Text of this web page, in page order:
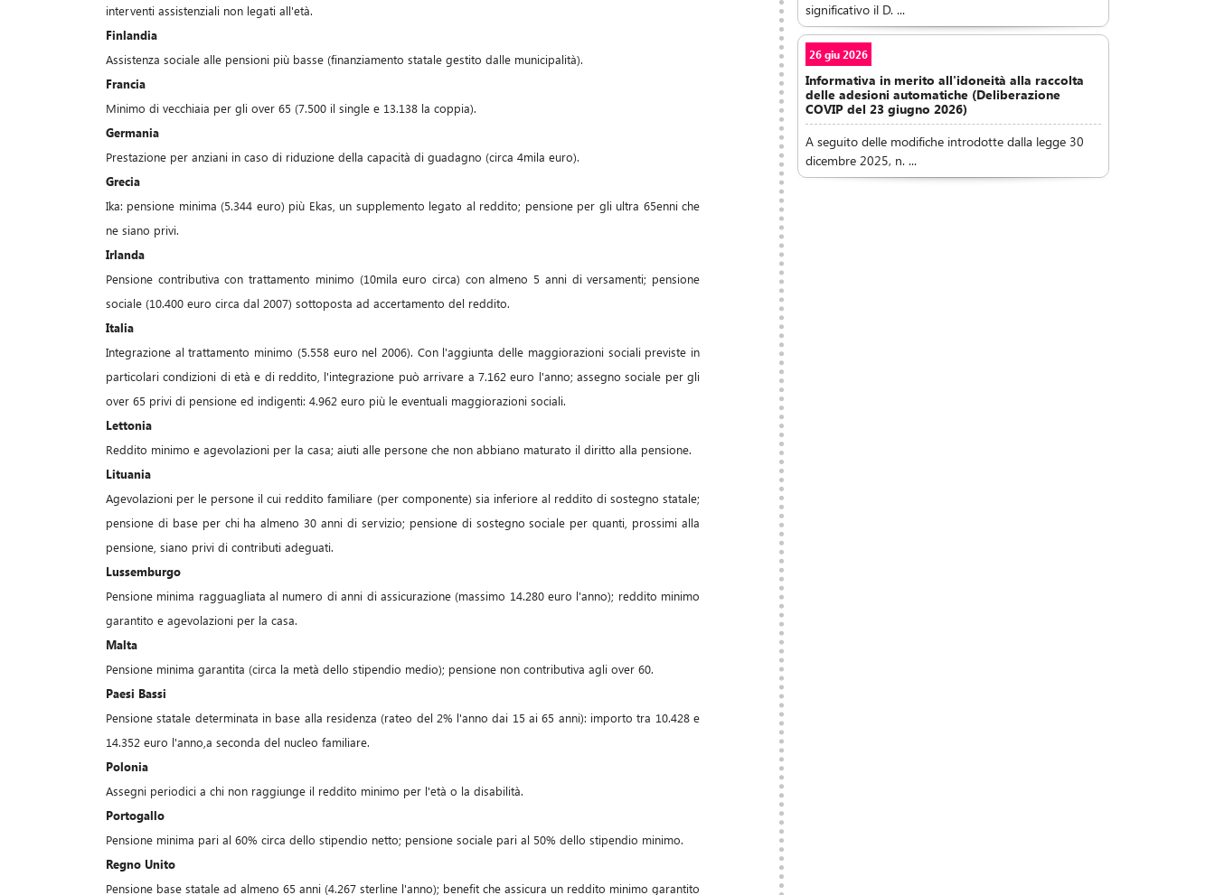
interventi assistenziali non legati all'età.
Finlandia
Assistenza sociale alle pensioni più basse (finanziamento statale gestito dalle municipalità).
Francia
Minimo di vecchiaia per gli over 65 (7.500 il single e 13.138 la coppia).
Germania
Prestazione per anziani in caso di riduzione della capacità di guadagno (circa 4mila euro).
Grecia
Ika: pensione minima (5.344 euro) più Ekas, un supplemento legato al reddito; pensione per gli ultra 65enni che
ne siano privi.
Irlanda
Pensione contributiva con trattamento minimo (10mila euro circa) con almeno 5 anni di versamenti; pensione
sociale (10.400 euro circa dal 2007) sottoposta ad accertamento del reddito.
Italia
Integrazione al trattamento minimo (5.558 euro nel 2006). Con l'aggiunta delle maggiorazioni sociali previste in
particolari condizioni di età e di reddito, l'integrazione può arrivare a 7.162 euro l'anno; assegno sociale per gli
over 65 privi di pensione ed indigenti: 4.962 euro più le eventuali maggiorazioni sociali.
Lettonia
Reddito minimo e agevolazioni per la casa; aiuti alle persone che non abbiano maturato il diritto alla pensione.
Lituania
Agevolazioni per le persone il cui reddito familiare (per componente) sia inferiore al reddito di sostegno statale;
pensione di base per chi ha almeno 30 anni di servizio; pensione di sostegno sociale per quanti, prossimi alla
pensione, siano privi di contributi adeguati.
Lussemburgo
Pensione minima ragguagliata al numero di anni di assicurazione (massimo 14.280 euro l'anno); reddito minimo
garantito e agevolazioni per la casa.
Malta
Pensione minima garantita (circa la metà dello stipendio medio); pensione non contributiva agli over 60.
Paesi Bassi
Pensione statale determinata in base alla residenza (rateo del 2% l'anno dai 15 ai 65 anni): importo tra 10.428 e
14.352 euro l'anno,a seconda del nucleo familiare.
Polonia
Assegni periodici a chi non raggiunge il reddito minimo per l'età o la disabilità.
Portogallo
Pensione minima pari al 60% circa dello stipendio netto; pensione sociale pari al 50% dello stipendio minimo.
Regno Unito
Pensione base statale ad almeno 65 anni (4.267 sterline l'anno); benefit che assicura un reddito minimo garantito
significativo il D. ...
26 giu 2026
Informativa in merito all'idoneità alla raccolta
delle adesioni automatiche (Deliberazione
COVIP del 23 giugno 2026)
A seguito delle modifiche introdotte dalla legge 30
dicembre 2025, n. ...